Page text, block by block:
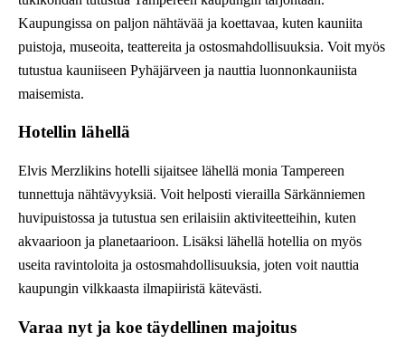
Kaupungissa on paljon nähtävää ja koettavaa, kuten kauniita
puistoja, museoita, teattereita ja ostosmahdollisuuksia. Voit myös
tutustua kauniiseen Pyhäjärveen ja nauttia luonnonkauniista
maisemista.
Hotellin lähellä
Elvis Merzlikins hotelli sijaitsee lähellä monia Tampereen
tunnettuja nähtävyyksiä. Voit helposti vierailla Särkänniemen
huvipuistossa ja tutustua sen erilaisiin aktiviteetteihin, kuten
akvaarioon ja planetaarioon. Lisäksi lähellä hotellia on myös
useita ravintoloita ja ostosmahdollisuuksia, joten voit nauttia
kaupungin vilkkaasta ilmapiiristä kätevästi.
Varaa nyt ja koe täydellinen majoitus